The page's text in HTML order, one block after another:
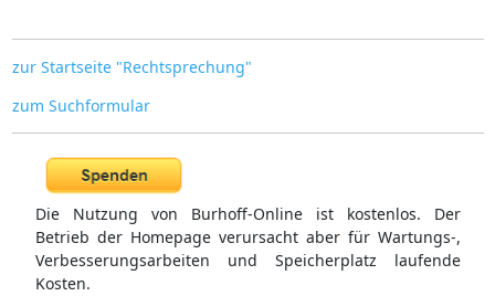
zur Startseite "Rechtsprechung"
zum Suchformular
Die Nutzung von Burhoff-Online ist kostenlos. Der
Betrieb der Homepage verursacht aber für Wartungs-,
Verbesserungsarbeiten und Speicherplatz laufende
Kosten.